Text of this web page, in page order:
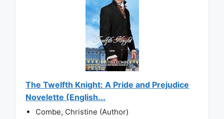
The Twelfth Knight: A Pride and Prejudice
Novelette (English...
Combe, Christine (Author)